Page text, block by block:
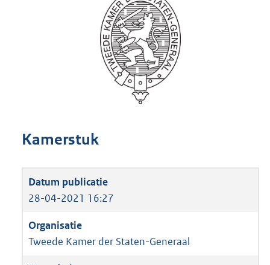
Kamerstuk
28-04-2021 16:27
Tweede Kamer der Staten-Generaal